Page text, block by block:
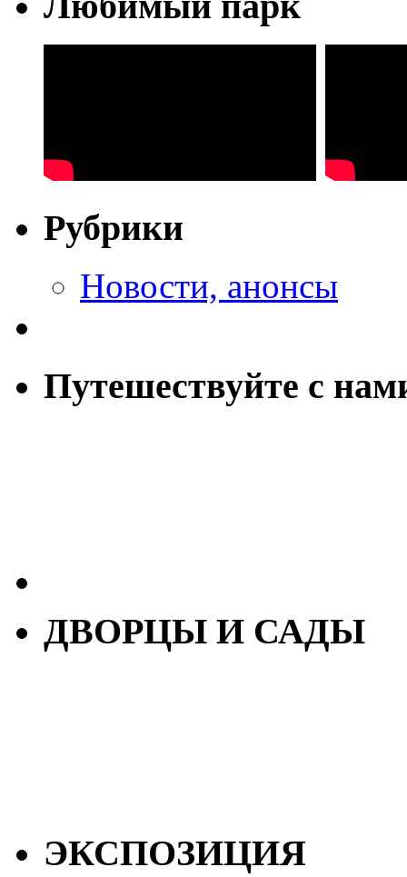
Рубрики
Новости, анонсы
Путешествуйте с
ДВОРЦЫ И САДЫ
ЭКСПОЗИЦИЯ